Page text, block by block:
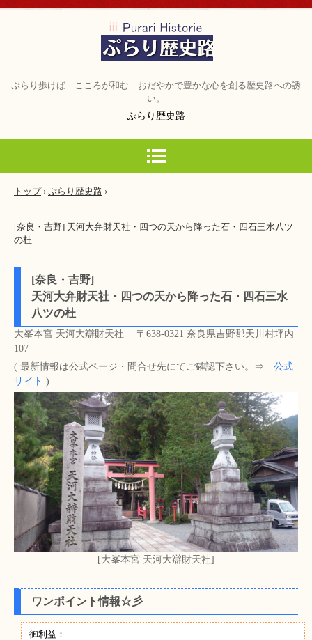
ぷらり歩けば こころが和む おだやかで豊かな心を創る歴史路への誘
い。
ぷらり歴史路
トップ › ぷらり歴史路 ›
[奈良・吉野] 天河大弁財天社・四つの天から降った石・四石三水八ツ
の杜
[奈良・吉野]
天河大弁財天社・四つの天から降った石・四石三水
八ツの杜
大峯本宮 天河大辯財天社 〒638-0321 奈良県吉野郡天川村坪内
107
( 最新情報は公式ページ・問合せ先にてご確認下さい。⇒ 公式
サイト )
[大峯本宮 天河大辯財天社]
ワンポイント情報☆彡
御利益：